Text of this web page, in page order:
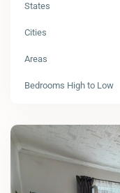
States
Cities
Areas
Bedrooms High to Low